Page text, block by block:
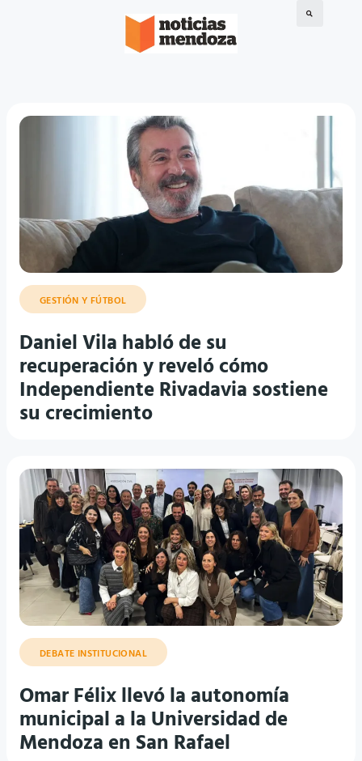
GESTIÓN Y FÚTBOL
Daniel Vila habló de su
recuperación y reveló cómo
Independiente Rivadavia sostiene
su crecimiento
DEBATE INSTITUCIONAL
Omar Félix llevó la autonomía
municipal a la Universidad de
Mendoza en San Rafael